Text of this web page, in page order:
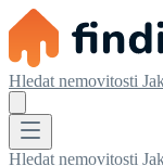
Hledat nemovitosti
Hledat nemovitosti